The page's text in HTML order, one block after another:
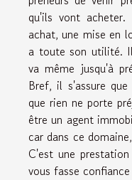
qu'ils vont
achat, une mise en
a toute son utilité.
va même jusqu'à
Bref, il s'assure
que rien ne porte
être un agent
car dans ce
C'est une
vous fasse